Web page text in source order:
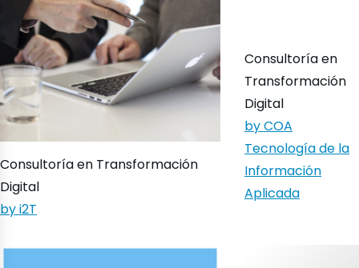
Consultoría en Transformación
Digital
by i2T
Consultoría en
Transformación
Digital
by COA
Tecnología de la
Información
Aplicada